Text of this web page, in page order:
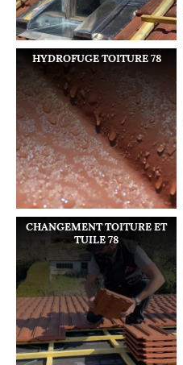
HYDROFUGE TOITURE 78
CHANGEMENT TOITURE ET
TUILE 78